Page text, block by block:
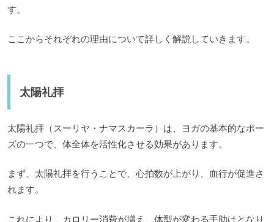
す。
ここからそれぞれの理由について詳しく解説していきます。
太陽礼拝
太陽礼拝（スーリヤ・ナマスカーラ）は、ヨガの基本的なポー
ズの一つで、体全体を活性化させる効果があります。
まず、太陽礼拝を行うことで、心拍数が上がり、血行が促進さ
れます。
これにより、カロリー消費が増え、体型が変わる手助けとなり